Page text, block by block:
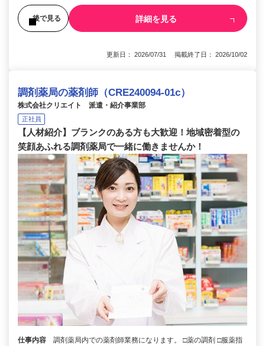
後で見る 詳細を見る
更新日： 2026/07/31 掲載終了日： 2026/10/02
調剤薬局の薬剤師（CRE240094-01c）
株式会社クリエイト 派遣・紹介事業部
正社員
【人材紹介】ブランクのある方も大歓迎！地域密着型の
笑顔あふれる調剤薬局で一緒に働きませんか！
仕事内容 調剤薬局内での薬剤師業務になります。 □薬の調剤 □服薬指